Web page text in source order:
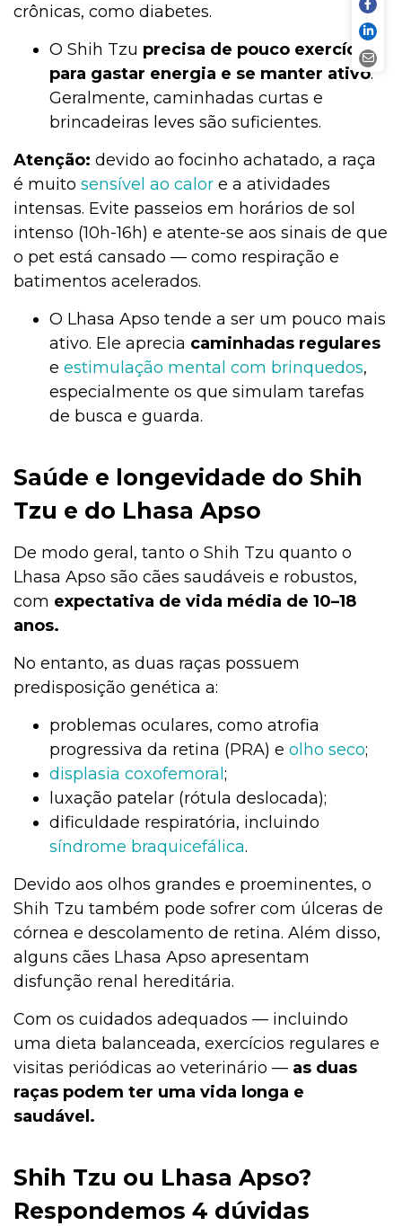
crônicas, como diabetes.
O Shih Tzu precisa de pouco exercício
para gastar energia e se manter ativo.
Geralmente, caminhadas curtas e
brincadeiras leves são suficientes.
Atenção: devido ao focinho achatado, a raça
é muito sensível ao calor e a atividades
intensas. Evite passeios em horários de sol
intenso (10h-16h) e atente-se aos sinais de que
o pet está cansado — como respiração e
batimentos acelerados.
O Lhasa Apso tende a ser um pouco mais
ativo. Ele aprecia caminhadas regulares
e estimulação mental com brinquedos,
especialmente os que simulam tarefas
de busca e guarda.
Saúde e longevidade do Shih
Tzu e do Lhasa Apso
De modo geral, tanto o Shih Tzu quanto o
Lhasa Apso são cães saudáveis e robustos,
com expectativa de vida média de 10–18
anos.
No entanto, as duas raças possuem
predisposição genética a:
problemas oculares, como atrofia
progressiva da retina (PRA) e olho seco;
displasia coxofemoral ;
luxação patelar (rótula deslocada);
dificuldade respiratória, incluindo
síndrome braquicefálica.
Devido aos olhos grandes e proeminentes, o
Shih Tzu também pode sofrer com úlceras de
córnea e descolamento de retina. Além disso,
alguns cães Lhasa Apso apresentam
disfunção renal hereditária.
Com os cuidados adequados — incluindo
uma dieta balanceada, exercícios regulares e
visitas periódicas ao veterinário — as duas
raças podem ter uma vida longa e
saudável.
Shih Tzu ou Lhasa Apso?
Respondemos 4 dúvidas